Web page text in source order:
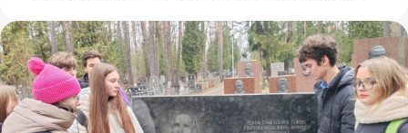
пісьменніку хвілінай маўчання